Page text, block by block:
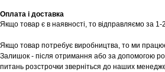
Оплата і доставка
Якщо товар є в наявності, то відправляємо за
Якщо товар потребує виробництва, то ми
Залишок - після отримання або за допомогою
питань розстрочки зверніться до наших